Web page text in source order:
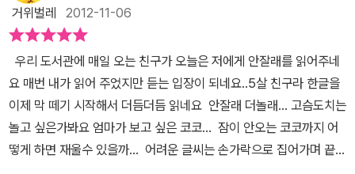
거위벌레 2012-11-06
우리 도서관에 매일 오는 친구가 오늘은 저에게 안잘래를 읽어주네
요 매번 내가 읽어 주었지만 듣는 입장이 되네요..5살 친구라 한글을
이제 막 떼기 시작해서 더듬더듬 읽네요 안잘래 더놀래... 고슴도치는
놀고 싶은가봐요 엄마가 보고 싶은 코코... 잠이 안오는 코코까지 어
떻게 하면 재울수 있을까... 어려운 글씨는 손가락으로 집어가며 끝까